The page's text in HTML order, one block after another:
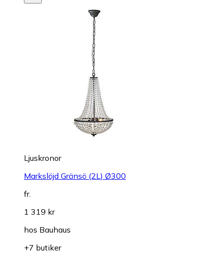
Ljuskronor
Markslöjd Gränsö (2L) Ø300
fr.
1 319 kr
hos Bauhaus
+7 butiker